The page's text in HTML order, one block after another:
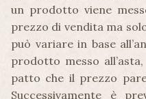
un prodotto viene
prezzo di vendita ma
può variare in base
prodotto messo
patto che il prezzo
Successivamente è